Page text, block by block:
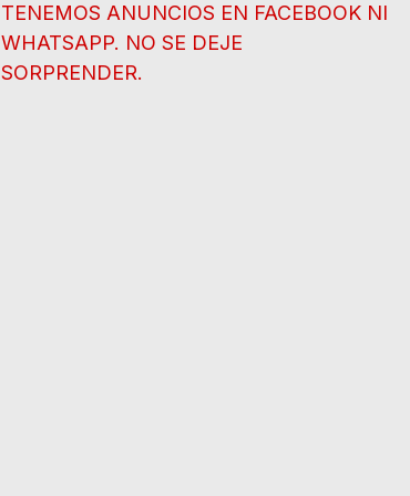
TENEMOS ANUNCIOS EN FACEBOOK NI
WHATSAPP. NO SE DEJE
SORPRENDER.